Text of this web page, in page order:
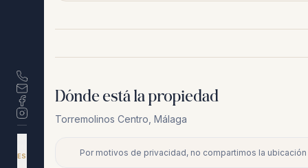
ES
Dónde está la propiedad
Torremolinos Centro Málaga
Por motivos de privacidad, no compartimos la